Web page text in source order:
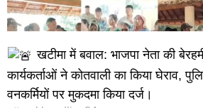
खटीमा में बवाल: भाजपा नेता की
कार्यकर्ताओं ने कोतवाली का किया घेराव,
वनकर्मियों पर मुकदमा किया दर्ज।